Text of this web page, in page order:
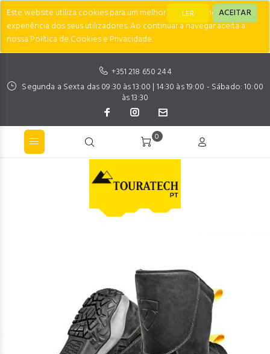
Este website utiliza cookies para um melhor desempenho e
experiência dos seus utilizadores. Ao continuar a navegar aceita a
nossa Política de Cookies e Privacidade.
LER ACEITAR
+351 218 650 244
Segunda a Sexta das 09:30 às 13:00 | 14:30 às 19:00 - Sábado: 10:00
às 13:30
0